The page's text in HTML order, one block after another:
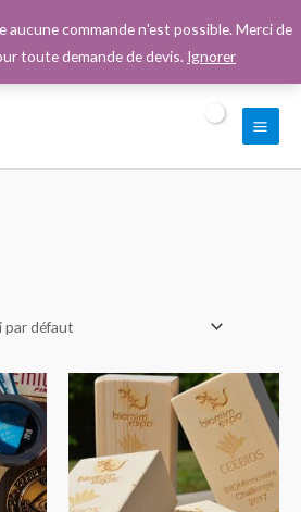
commande n'est possible. Merci de
toute demande de devis. Ignorer